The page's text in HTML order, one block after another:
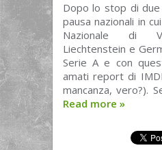
Dopo lo stop di
pausa nazionali in
Nazionale di
Liechtenstein e
Serie A e con
amati report di
mancanza, vero?).
Read more »